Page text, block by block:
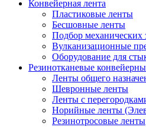
Конвейерная лента
Пластиковые ленты
Бесшовные ленты
Подбор механических
Вулканизационные
Оборудование для
Резинотканевые
Ленты общего
Шевронные ленты
Ленты с
Норийные ленты
Резинотросовые ленты